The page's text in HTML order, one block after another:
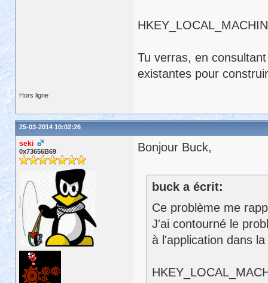
Tu verras, en
existantes pour
Hors ligne
25-03-2014 10:02:26
seki
0x73656B69 Bonjour Buck,
buck a écrit:
Ce problème me
J'ai contourné le
à l'application dans